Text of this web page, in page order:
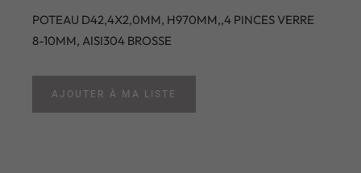
POTEAU D42,4X2,0MM, H970MM,,4 PINCES VERRE
8-10MM, AISI304 BROSSE
AJOUTER À MA LISTE